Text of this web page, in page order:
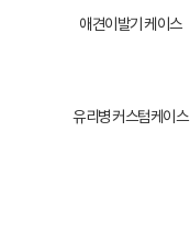
애견이발기 케이스
유리병 커스텀케이스